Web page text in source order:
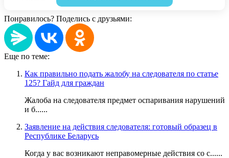
Понравилось? Поделись с друзьями:
Еще по теме:
Как правильно подать жалобу на следователя по статье
125? Гайд для граждан
Жалоба на следователя предмет оспаривания нарушений
и б......
Заявление на действия следователя: готовый образец в
Республике Беларусь
Когда у вас возникают неправомерные действия со с......